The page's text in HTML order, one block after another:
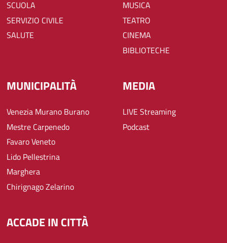
SCUOLA
SERVIZIO CIVILE
SALUTE
MUSICA
TEATRO
CINEMA
BIBLIOTECHE
MUNICIPALITÀ
Venezia Murano Burano
Mestre Carpenedo
Favaro Veneto
Lido Pellestrina
Marghera
Chirignago Zelarino
MEDIA
LIVE Streaming
Podcast
ACCADE IN CITTÀ